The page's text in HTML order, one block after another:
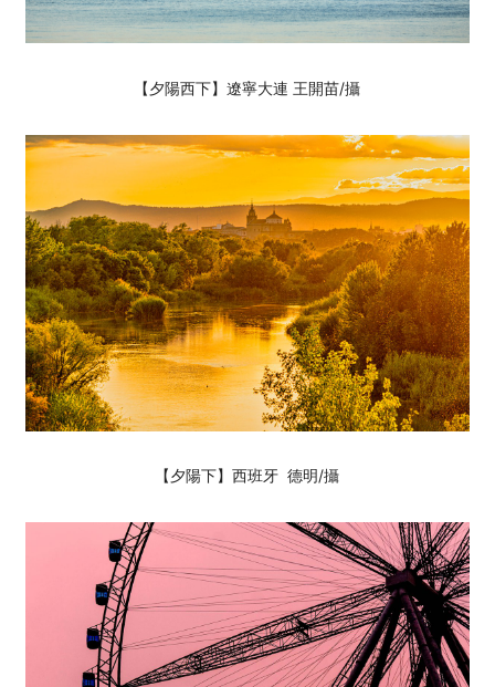
【夕陽西下】遼寧大連 王開苗/攝
【夕陽下】西班牙 德明/攝